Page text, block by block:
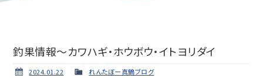
釣果情報～カワハギ・ホウボウ・イトヨリダイ
2024.01.22 れんたぼー真鶴ブログ